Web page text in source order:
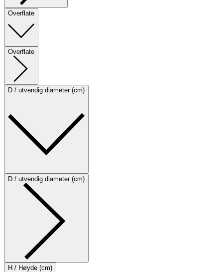
Overflate
Overflate
D / utvendig diameter (cm)
D / utvendig diameter (cm)
H / Høyde (cm)